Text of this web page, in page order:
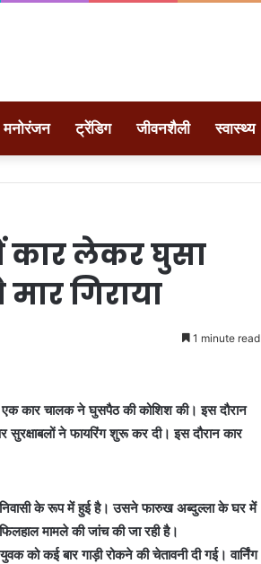
मनोरंजन ट्रेंडिग जीवनशैली स्वास्थ्य
कार लेकर घुसा
गिराया
1 minute read
कार चालक ने घुसपैठ की कोशिश की। इस दौरान
ने फायरिंग शुरू कर दी। इस दौरान कार
निवासी के रूप में हुई है। उसने फारुख अब्दुल्ला के घर में
मामले की जांच की जा रही है।
को कई बार गाड़ी रोकने की चेतावनी दी गई। वार्निंग